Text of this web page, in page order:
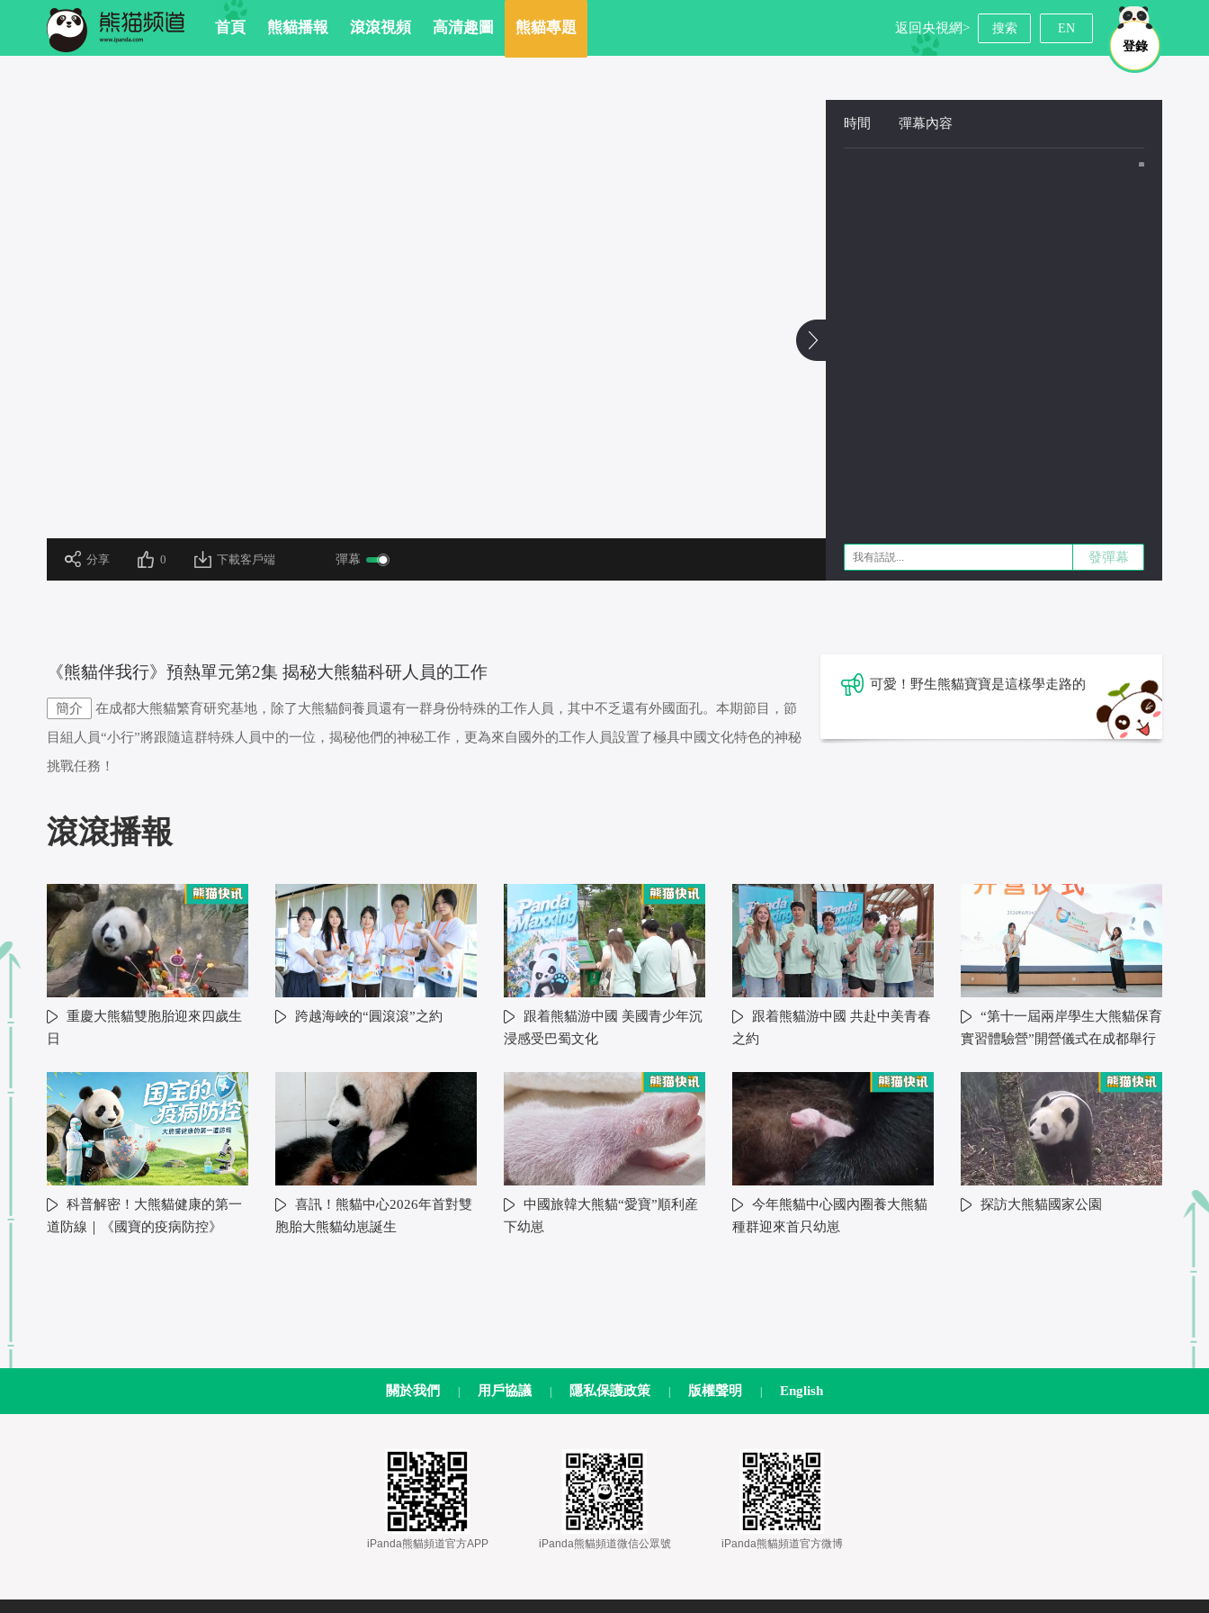
首頁 熊貓播報 滾滾視頻 高清趣圖 熊貓專題
登錄
返回央視網> 搜索 EN
分享 0 下載客戶端 彈幕
時間 彈幕內容
發彈幕
《熊貓伴我行》預熱單元第2集 揭秘大熊貓科研人員的工作
簡介
在成都大熊貓繁育研究基地，除了大熊貓飼養員還有一群身份特殊的工作人員，其中不乏還有外國面孔。本期節目，節
目組人員“小行”將跟隨這群特殊人員中的一位，揭秘他們的神秘工作，更為來自國外的工作人員設置了極具中國文化特色的神秘
挑戰任務！
可愛！野生熊貓寶寶是這樣學走路的
滾滾播報
重慶大熊貓雙胞胎迎來四歲生
日
跨越海峽的“圓滾滾”之約
跟着熊貓游中國 美國青少年沉
浸感受巴蜀文化
跟着熊貓游中國 共赴中美青春
之約
“第十一屆兩岸學生大熊貓保育
實習體驗營”開營儀式在成都舉行
科普解密！大熊貓健康的第一
道防線｜《國寶的疫病防控》
喜訊！熊貓中心2026年首對雙
胞胎大熊貓幼崽誕生
中國旅韓大熊貓“愛寶”順利産
下幼崽
今年熊貓中心國內圈養大熊貓
種群迎來首只幼崽
探訪大熊貓國家公園
關於我們 用戶協議 隱私保護政策 版權聲明 English
iPanda熊貓頻道官方APP iPanda熊貓頻道微信公眾號 iPanda熊貓頻道官方微博